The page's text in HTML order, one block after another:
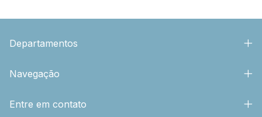
Departamentos
Navegação
Entre em contato